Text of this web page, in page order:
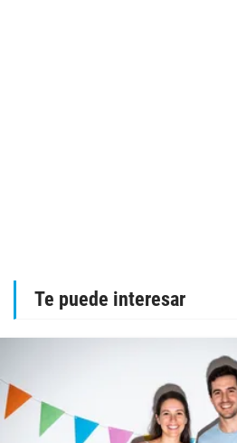
Te puede interesar